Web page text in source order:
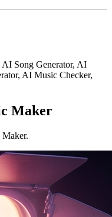
AI Song Generator, AI
AI Music Checker,
Maker